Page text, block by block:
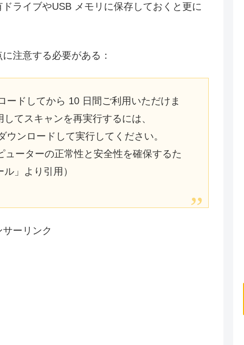
ライブやUSB メモリに保存しておくと更に
注意する必要がある：
ドしてから 10 日間ご利用いただけま
てスキャンを再実行するには、
ンロードして実行してください。
ューターの正常性と安全性を確保するた
」より引用）
サーリンク